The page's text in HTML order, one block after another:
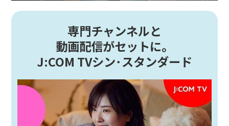
専門チャンネルと
動画配信がセットに。
J:COM TVシン･スタンダード